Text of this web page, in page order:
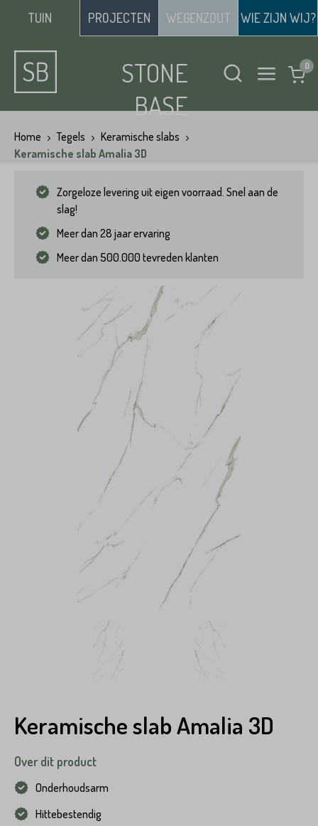
TUIN PROJECTEN WEGENZOUT WIE ZIJN WIJ?
STONE
BASE
Home Tegels
Keramische slabs
Keramische slab Amalia 3D
Zorgeloze levering uit eigen voorraad. Snel aan de
slag!
Meer dan 28 jaar ervaring
Meer dan 500.000 tevreden klanten
Keramische slab Amalia 3D
Over dit product
Onderhoudsarm
Hittebestendig